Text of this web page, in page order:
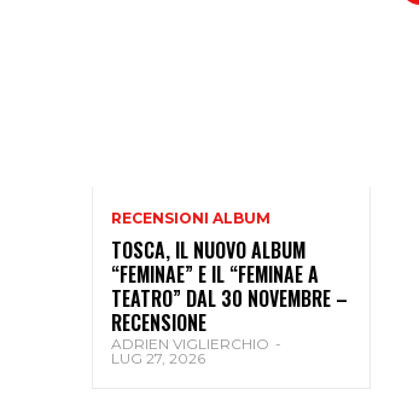
RECENSIONI ALBUM
TOSCA, IL NUOVO ALBUM
“FEMINAE” E IL “FEMINAE A
TEATRO” DAL 30 NOVEMBRE –
RECENSIONE
ADRIEN VIGLIERCHIO -
LUG 27, 2026